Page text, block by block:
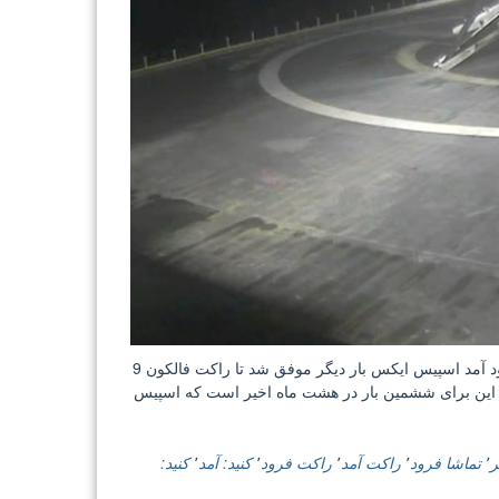
تماشا کنید: راکت فالکون 9 بار دیگر با موفقیت روی سکوی شناور فرود آمد اسپیس ایکس بار دیگر موفق شد تا راکت فالکون 9
برای ششمین بار در هشت ماه اخیر است که اسپیس
٬ تماشا فرود٬ راکت آمد٬ راکت فرود٬ کنید: آمد٬ کنید: